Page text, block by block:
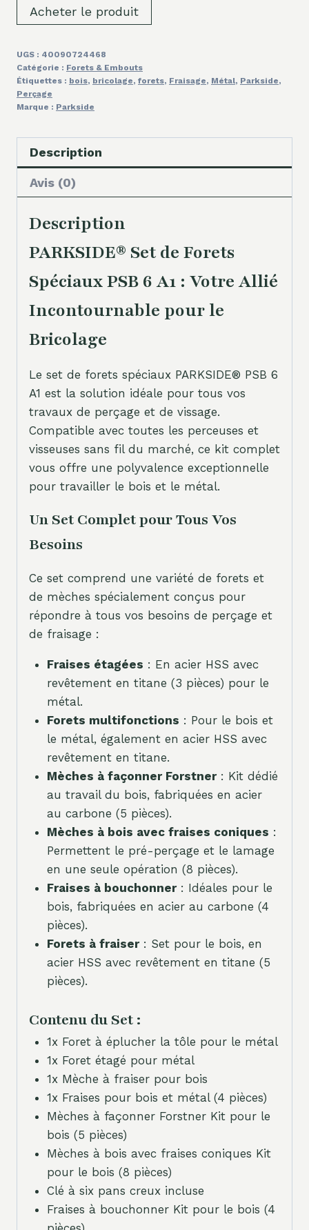
Acheter le produit
UGS : 40090724468
Catégorie : Forets & Embouts
Étiquettes : bois, bricolage, forets, Fraisage, Métal, Parkside,
Perçage
Marque : Parkside
Description
Avis (0)
Description
PARKSIDE® Set de Forets
Spéciaux PSB 6 A1 : Votre Allié
Incontournable pour le
Bricolage
Le set de forets spéciaux PARKSIDE® PSB 6
A1 est la solution idéale pour tous vos
travaux de perçage et de vissage.
Compatible avec toutes les perceuses et
visseuses sans fil du marché, ce kit complet
vous offre une polyvalence exceptionnelle
pour travailler le bois et le métal.
Un Set Complet pour Tous Vos
Besoins
Ce set comprend une variété de forets et
de mèches spécialement conçus pour
répondre à tous vos besoins de perçage et
de fraisage :
Fraises étagées : En acier HSS avec
revêtement en titane (3 pièces) pour le
métal.
Forets multifonctions : Pour le bois et
le métal, également en acier HSS avec
revêtement en titane.
Mèches à façonner Forstner: Kit dédié
au travail du bois, fabriquées en acier
au carbone (5 pièces).
Mèches à bois avec fraises coniques :
Permettent le pré-perçage et le lamage
en une seule opération (8 pièces).
Fraises à bouchonner: Idéales pour le
bois, fabriquées en acier au carbone (4
pièces).
Forets à fraiser: Set pour le bois, en
acier HSS avec revêtement en titane (5
pièces).
Contenu du Set :
1x Foret à éplucher la tôle pour le métal
1x Foret étagé pour métal
1x Mèche à fraiser pour bois
1x Fraises pour bois et métal (4 pièces)
Mèches à façonner Forstner Kit pour le
bois (5 pièces)
Mèches à bois avec fraises coniques Kit
pour le bois (8 pièces)
Clé à six pans creux incluse
Fraises à bouchonner Kit pour le bois (4